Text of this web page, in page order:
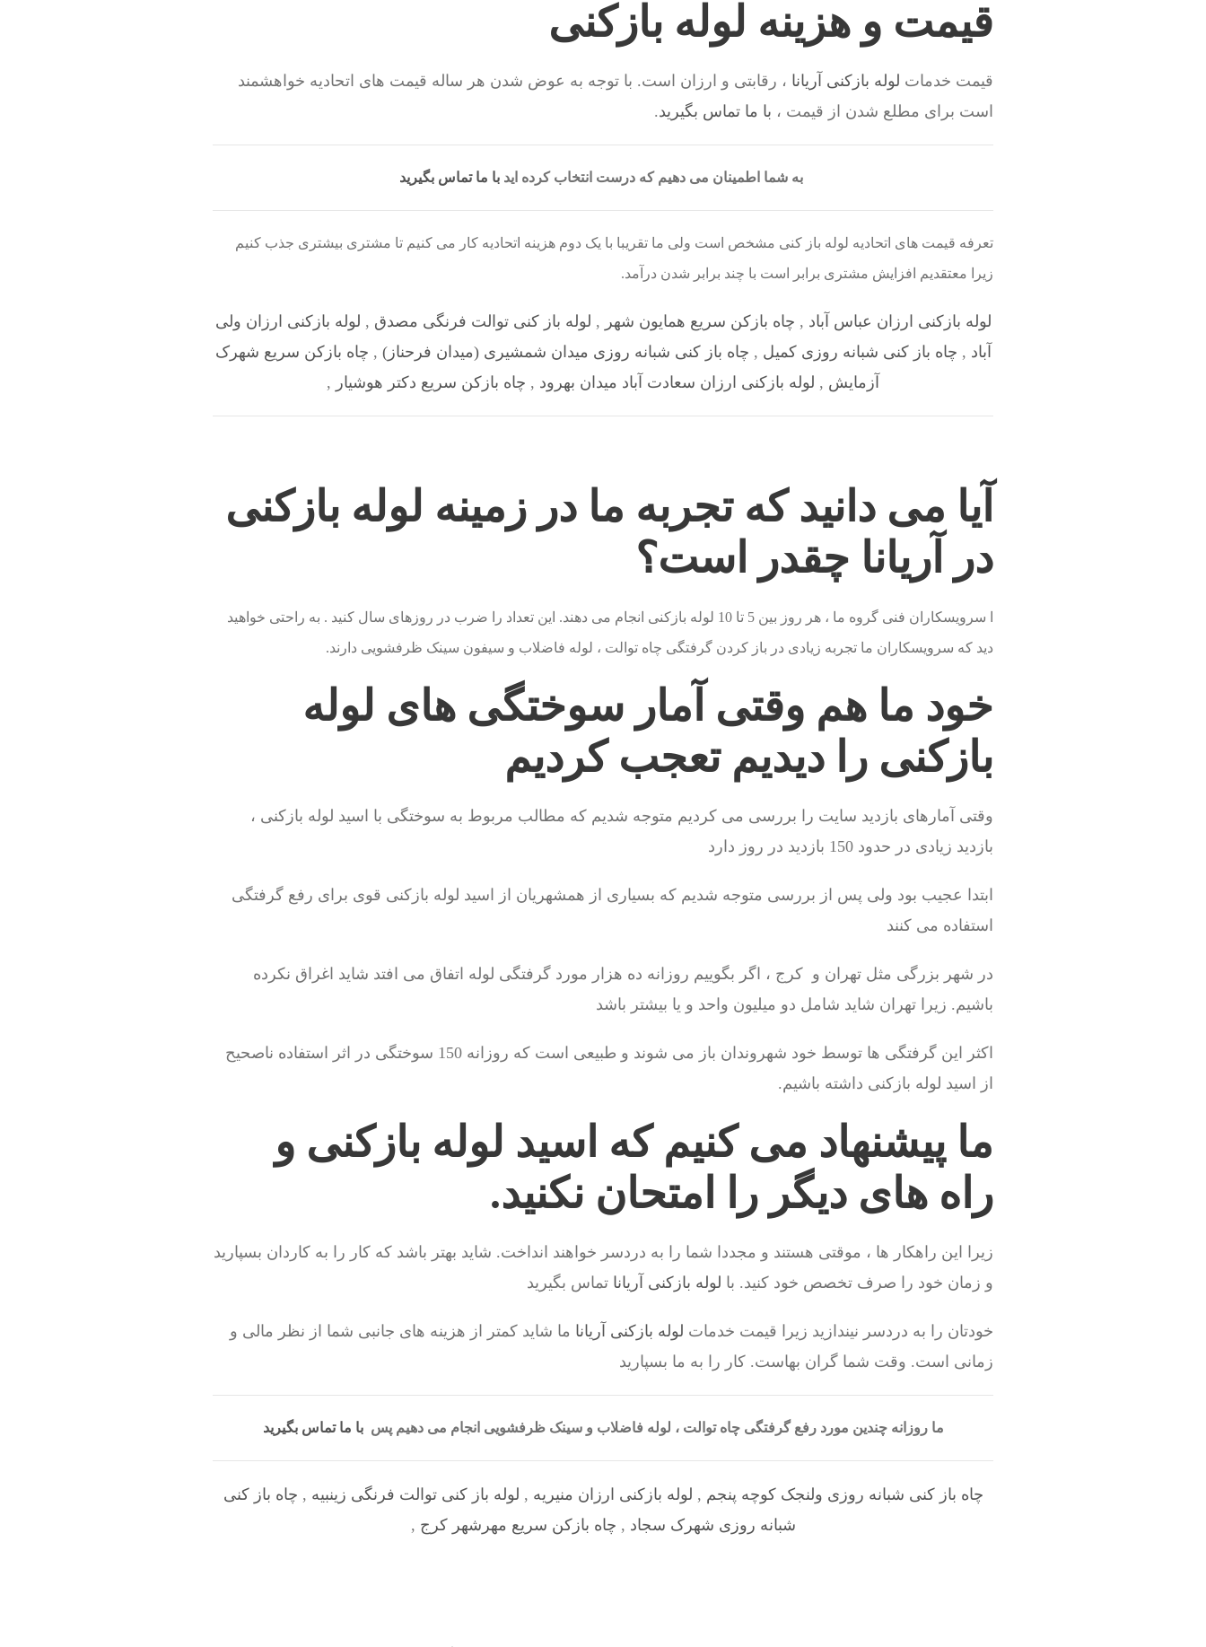
قیمت و هزینه لوله بازکنی
قیمت خدمات لوله بازکنی آریانا ، رقابتی و ارزان است. با توجه به عوض شدن هر ساله قیمت های اتحادیه خواهشمند
است برای مطلع شدن از قیمت ، با ما تماس بگیرید.
به شما اطمینان می دهیم که درست انتخاب کرده اید با ما تماس بگیرید
تعرفه قیمت های اتحادیه لوله باز کنی مشخص است ولی ما تقریبا با یک دوم هزینه اتحادیه کار می کنیم تا مشتری بیشتری جذب کنیم
زیرا معتقدیم افزایش مشتری برابر است با چند برابر شدن درآمد.
لوله بازکنی ارزان عباس آباد , چاه بازکن سریع همایون شهر , لوله باز کنی توالت فرنگی مصدق , لوله بازکنی ارزان ولی
آباد , چاه باز کنی شبانه روزی کمیل , چاه باز کنی شبانه روزی میدان شمشیری (میدان فرحناز) , چاه بازکن سریع شهرک
آزمایش , لوله بازکنی ارزان سعادت آباد میدان بهرود , چاه بازکن سریع دکتر هوشیار ,
آیا می دانید که تجربه ما در زمینه لوله بازکنی
در آریانا چقدر است؟
ا سرویسکاران فنی گروه ما ، هر روز بین 5 تا 10 لوله بازکنی انجام می دهند. این تعداد را ضرب در روزهای سال کنید . به راحتی خواهید
دید که سرویسکاران ما تجربه زیادی در باز کردن گرفتگی چاه توالت ، لوله فاضلاب و سیفون سینک ظرفشویی دارند.
خود ما هم وقتی آمار سوختگی های لوله
بازکنی را دیدیم تعجب کردیم
وقتی آمارهای بازدید سایت را بررسی می کردیم متوجه شدیم که مطالب مربوط به سوختگی با اسید لوله بازکنی ،
بازدید زیادی در حدود 150 بازدید در روز دارد
ابتدا عجیب بود ولی پس از بررسی متوجه شدیم که بسیاری از همشهریان از اسید لوله بازکنی قوی برای رفع گرفتگی
استفاده می کنند
در شهر بزرگی مثل تهران و کرج ، اگر بگوییم روزانه ده هزار مورد گرفتگی لوله اتفاق می افتد شاید اغراق نکرده
باشیم. زیرا تهران شاید شامل دو میلیون واحد و یا بیشتر باشد
اکثر این گرفتگی ها توسط خود شهروندان باز می شوند و طبیعی است که روزانه 150 سوختگی در اثر استفاده ناصحیح
از اسید لوله بازکنی داشته باشیم.
ما پیشنهاد می کنیم که اسید لوله بازکنی و
راه های دیگر را امتحان نکنید.
زیرا این راهکار ها ، موقتی هستند و مجددا شما را به دردسر خواهند انداخت. شاید بهتر باشد که کار را به کاردان بسپارید
و زمان خود را صرف تخصص خود کنید. با لوله بازکنی آریانا تماس بگیرید
خودتان را به دردسر نیندازید زیرا قیمت خدمات لوله بازکنی آریانا ما شاید کمتر از هزینه های جانبی شما از نظر مالی و
زمانی است. وقت شما گران بهاست. کار را به ما بسپارید
ما روزانه چندین مورد رفع گرفتگی چاه توالت ، لوله فاضلاب و سینک ظرفشویی انجام می دهیم پسبا ما تماس بگیرید
چاه باز کنی شبانه روزی ولنجک کوچه پنجم , لوله بازکنی ارزان منیریه , لوله باز کنی توالت فرنگی زینبیه , چاه باز کنی
شبانه روزی شهرک سجاد , چاه بازکن سریع مهرشهر کرج ,